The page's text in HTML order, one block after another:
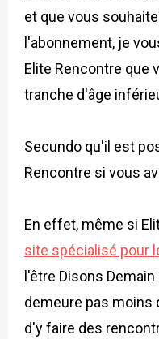
et que vous
l'abonnement, je
Elite Rencontre que
tranche d'âge
Secundo qu'il est
Rencontre si vous
En effet, même si
site spécialisé pour
l'être Disons
demeure pas moins
d'y faire des